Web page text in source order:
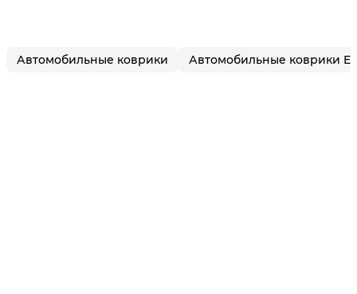
Автомобильные коврики Автомобильные коврики